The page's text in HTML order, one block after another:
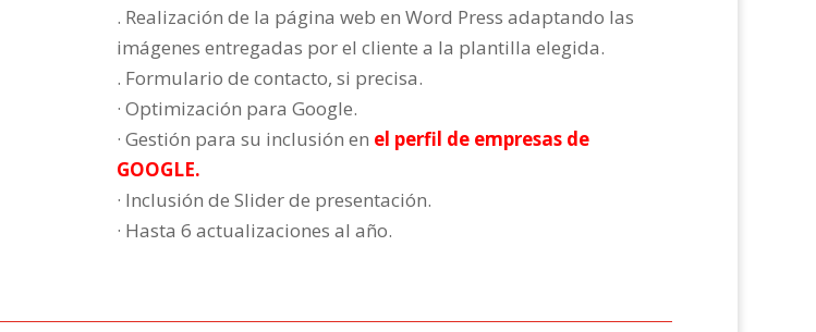
. Realización de la página web en Word Press adaptando las
imágenes entregadas por el cliente a la plantilla elegida.
. Formulario de contacto, si precisa.
· Optimización para Google.
· Gestión para su inclusión en el perfil de empresas de
GOOGLE.
· Inclusión de Slider de presentación.
· Hasta 6 actualizaciones al año.